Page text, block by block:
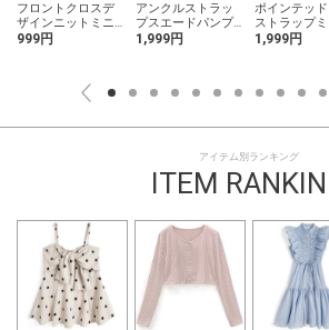
フロントクロスデ
ザインニットミニ
ワンピース
999円
アンクルストラッ
プスエードパンプ
ス1,999円
ポインテッド
ストラップ
ル1,999円
アイテム別ランキング
ITEM